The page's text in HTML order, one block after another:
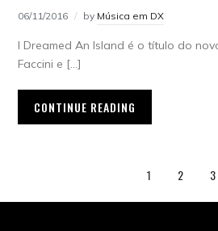
06/11/2016 by Música em DX
I Dreamed An Island é o título do
Faccini e […]
CONTINUE READING
1 2 3